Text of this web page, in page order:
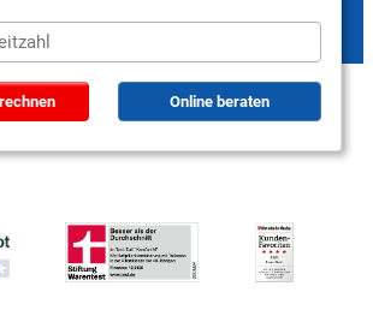
Online beraten